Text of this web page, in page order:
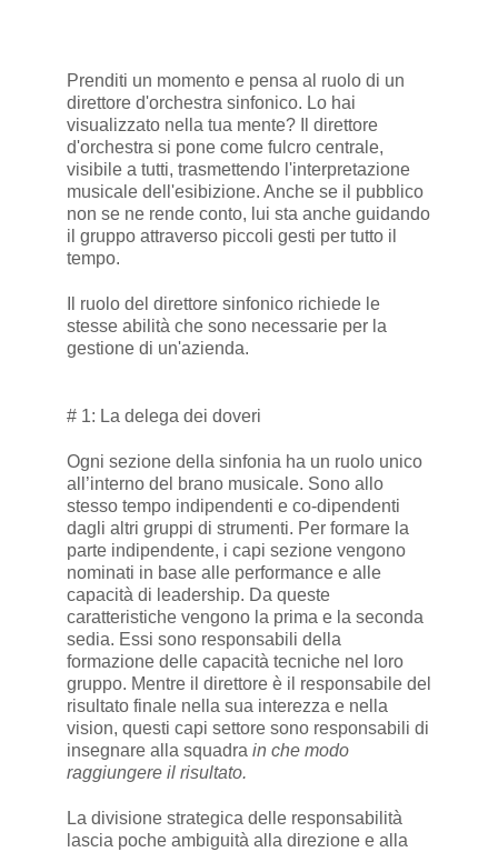
Prenditi un momento e pensa al ruolo di un
direttore d'orchestra sinfonico. Lo hai
visualizzato nella tua mente? Il direttore
d'orchestra si pone come fulcro centrale,
visibile a tutti, trasmettendo l'interpretazione
musicale dell'esibizione. Anche se il pubblico
non se ne rende conto, lui sta anche guidando
il gruppo attraverso piccoli gesti per tutto il
tempo.
Il ruolo del direttore sinfonico richiede le
stesse abilità che sono necessarie per la
gestione di un'azienda.
# 1: La delega dei doveri
Ogni sezione della sinfonia ha un ruolo unico
all’interno del brano musicale. Sono allo
stesso tempo indipendenti e co-dipendenti
dagli altri gruppi di strumenti. Per formare la
parte indipendente, i capi sezione vengono
nominati in base alle performance e alle
capacità di leadership. Da queste
caratteristiche vengono la prima e la seconda
sedia. Essi sono responsabili della
formazione delle capacità tecniche nel loro
gruppo. Mentre il direttore è il responsabile del
risultato finale nella sua interezza e nella
vision, questi capi settore sono responsabili di
insegnare alla squadra in che modo
raggiungere il risultato.
La divisione strategica delle responsabilità
lascia poche ambiguità alla direzione e alla